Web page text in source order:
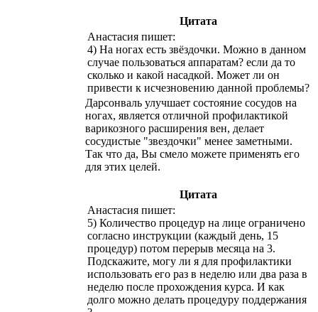
Цитата
Анастасия пишет:
4) На ногах есть звёздочки. Можно в данном
случае пользоваться аппаратам? если да то
сколько и какой насадкой. Может ли он
привести к исчезновению данной проблемы?
Дарсонваль улучшает состояние сосудов на
ногах, является отличной профилактикой
варикозного расширения вен, делает
сосудистые "звездочки" менее заметными.
Так что да, Вы смело можете применять его
для этих целей.
Цитата
Анастасия пишет:
5) Количество процедур на лице ограничено
согласно инструкции (каждый день, 15
процедур) потом перерыв месяца на 3.
Подскажите, могу ли я для профилактики
использовать его раз в неделю или два раза в
неделю после прохождения курса. И как
долго можно делать процедуру поддержания